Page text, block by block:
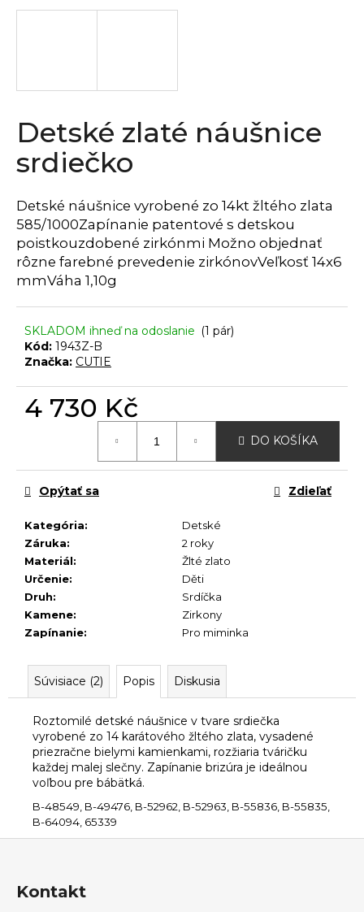
Detské zlaté náušnice
srdiečko
Detské náušnice vyrobené zo 14kt žltého zlata
585/1000Zapínanie patentové s detskou
poistkouzdobené zirkónmi Možno objednať
rôzne farebné prevedenie zirkónovVeľkosť 14x6
mmVáha 1,10g
SKLADOM ihneď na odoslanie (1 pár)
Kód: 1943Z-B
Značka: CUTIE
4 730 Kč
DO KOŠÍKA
Kategória:
Detské
Záruka:
2 roky
Materiál:
Žlté zlato
Určenie:
Děti
Druh:
Srdíčka
Kamene:
Zirkony
Zapínanie: Pro miminka
Opýtať sa Zdieľať
Súvisiace (2) Popis Diskusia
Roztomilé detské náušnice v tvare srdiečka
vyrobené zo 14 karátového žltého zlata, vysadené
priezračne bielymi kamienkami, rozžiaria tváričku
každej malej slečny. Zapínanie brizúra je ideálnou
voľbou pre bábätká.
B-48549, B-49476, B-52962, B-52963, B-55836, B-55835,
B-64094, 65339
ť
O
d
o
ú
č
a
m
Kontakt